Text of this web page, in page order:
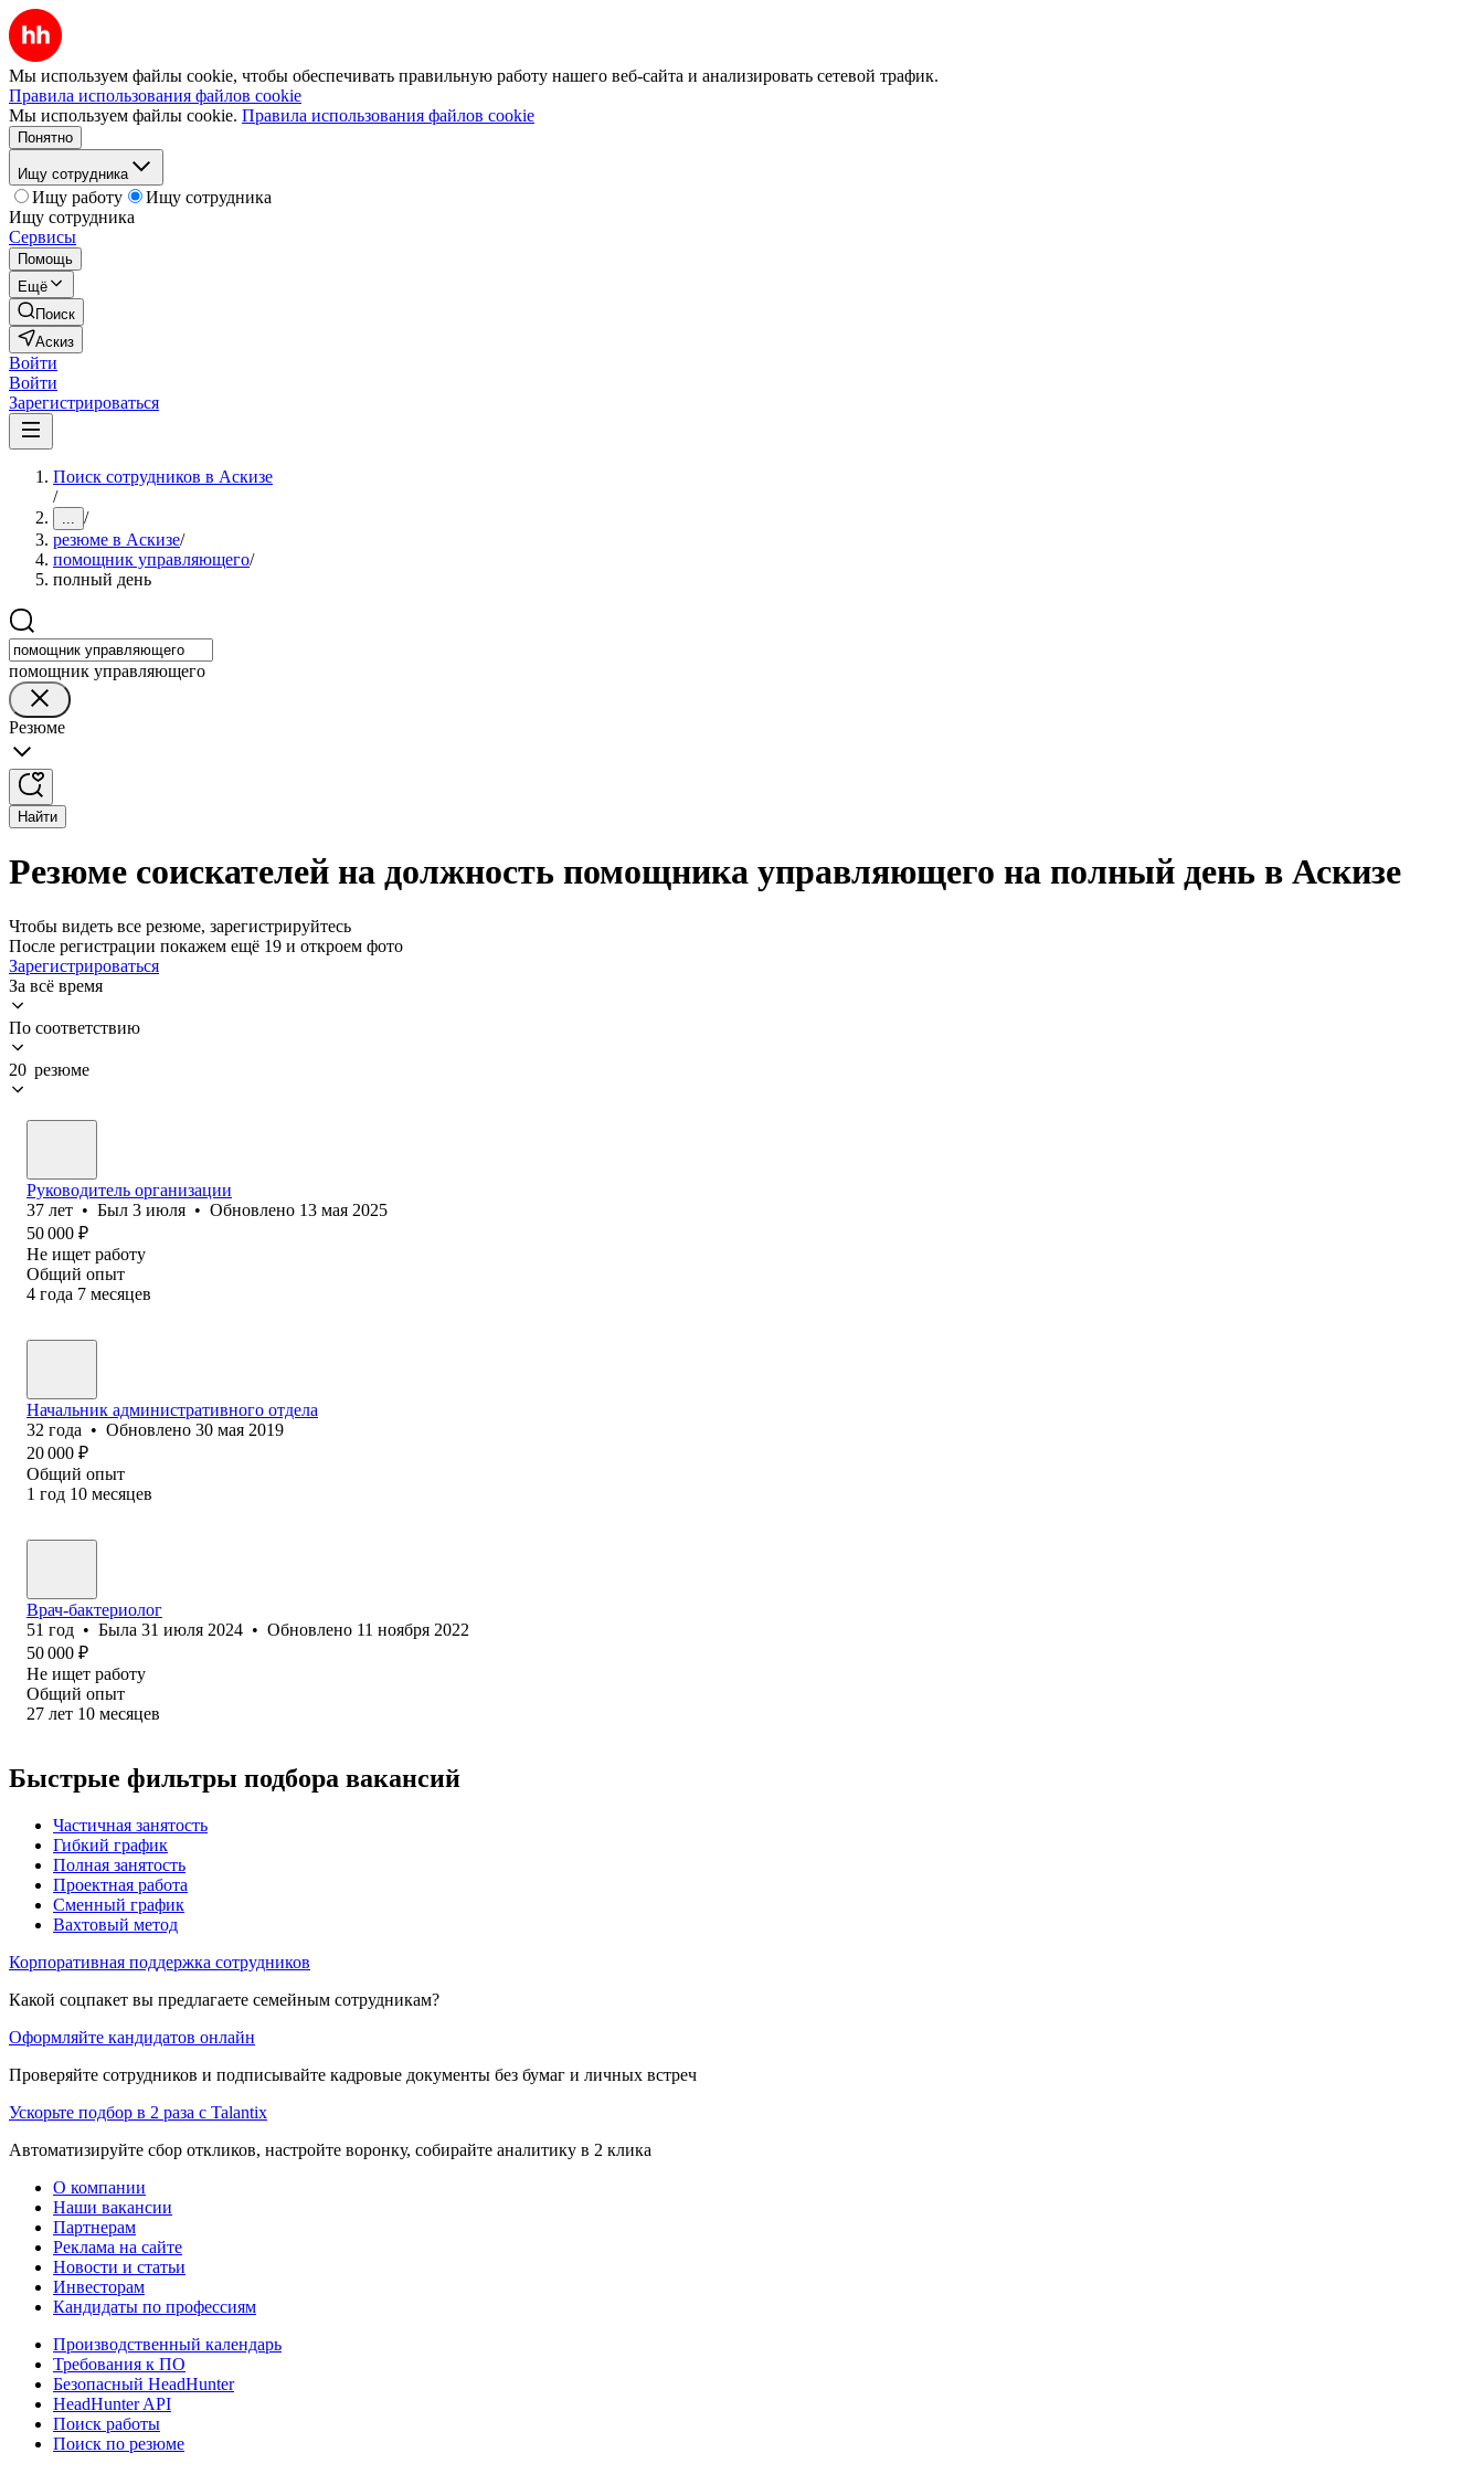
Мы используем файлы cookie, чтобы обеспечивать правильную работу нашего веб-сайта и анализировать сетевой трафик.
Правила использования файлов cookie
Мы используем файлы cookie. Правила использования файлов cookie
Понятно
Ищу сотрудника
Ищу работу
Ищу сотрудника
Ищу сотрудника
Сервисы
Помощь
Ещё
Поиск
Аскиз
Войти
Войти
Зарегистрироваться
Поиск сотрудников в Аскизе
/
... /
резюме в Аскизе/
помощник управляющего/
полный день
помощник управляющего
Резюме
Найти
Резюме соискателей на должность помощника управляющего на полный день в Аскизе
Чтобы видеть все резюме, зарегистрируйтесь
После регистрации покажем ещё 19 и откроем фото
Зарегистрироваться
За всё время
По соответствию
20 резюме
Руководитель организации
37 лет • Был 3 июля • Обновлено 13 мая 2025
50 000 ₽
Не ищет работу
Общий опыт
4 года 7 месяцев
Начальник административного отдела
32 года • Обновлено 30 мая 2019
20 000 ₽
Общий опыт
1 год 10 месяцев
Врач-бактериолог
51 год • Была 31 июля 2024 • Обновлено 11 ноября 2022
50 000 ₽
Не ищет работу
Общий опыт
27 лет 10 месяцев
Быстрые фильтры подбора вакансий
Частичная занятость
Гибкий график
Полная занятость
Проектная работа
Сменный график
Вахтовый метод
Корпоративная поддержка сотрудников
Какой соцпакет вы предлагаете семейным сотрудникам?
Оформляйте кандидатов онлайн
Проверяйте сотрудников и подписывайте кадровые документы без бумаг и личных встреч
Ускорьте подбор в 2 раза с Talantix
Автоматизируйте сбор откликов, настройте воронку, собирайте аналитику в 2 клика
О компании
Наши вакансии
Партнерам
Реклама на сайте
Новости и статьи
Инвесторам
Кандидаты по профессиям
Производственный календарь
Требования к ПО
Безопасный HeadHunter
HeadHunter API
Поиск работы
Поиск по резюме